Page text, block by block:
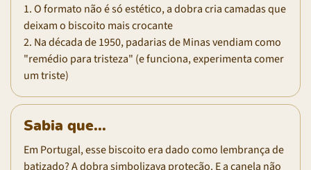
1. O formato não é só estético, a dobra cria camadas que
deixam o biscoito mais crocante
2. Na década de 1950, padarias de Minas vendiam como
"remédio para tristeza" (e funciona, experimenta comer
um triste)
Sabia que...
Em Portugal, esse biscoito era dado como lembrança de
batizado? A dobra simbolizava proteção. E a canela não